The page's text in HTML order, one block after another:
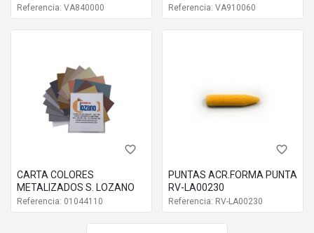
Referencia: VA840000 Referencia: VA910060
favorite_border
CARTA COLORES
METALIZADOS S. LOZANO
Referencia: 01044110
favorite_border
PUNTAS ACR.FORMA PUNTA
RV-LA00230
Referencia: RV-LA00230